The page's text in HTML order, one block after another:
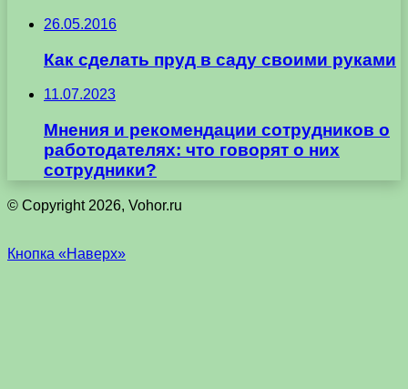
26.05.2016
Как сделать пруд в саду своими руками
11.07.2023
Мнения и рекомендации сотрудников о
работодателях: что говорят о них
сотрудники?
© Copyright 2026, Vohor.ru
Кнопка «Наверх»